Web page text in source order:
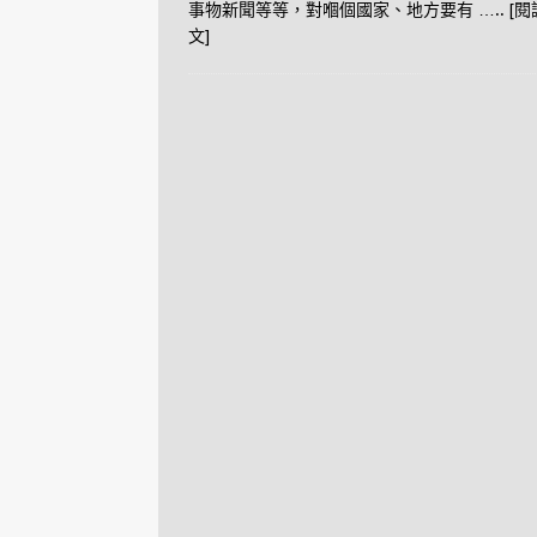
事物新聞等等，對嗰個國家、地方要有
….. [閱
文]